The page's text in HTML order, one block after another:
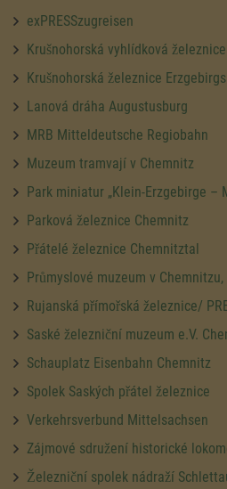
exPRESSzugreisen
Krušnohorská vyhlídková železnice
Krušnohorská železnice
Lanová dráha Augustusburg
MRB Mitteldeutsche Regiobahn
Muzeum tramvají v Chemnitz
Park miniatur „Klein-Erzgebirge –
Parková železnice Chemnitz
Přátelé železnice Chemnitztal
Průmyslové muzeum v
Rujanská přímořská železnice/
Saské železniční muzeum e.V.
Schauplatz Eisenbahn Chemnitz
Spolek Saských přátel železnice
Verkehrsverbund Mittelsachsen
Zájmové sdružení historické
Železniční spolek nádraží